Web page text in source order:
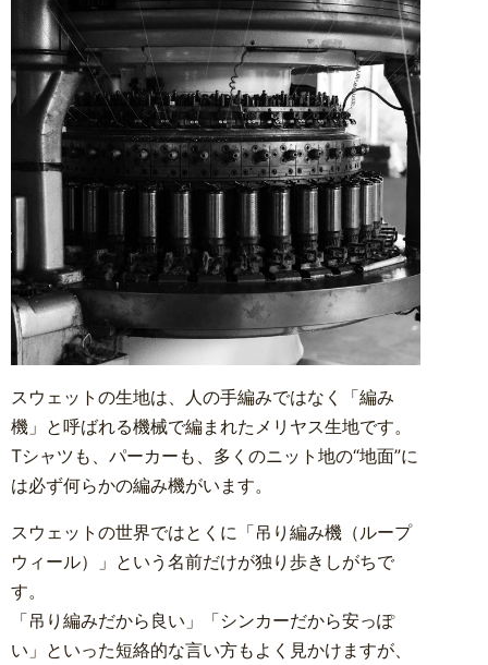
スウェットの生地は、人の手編みではなく「編み
機」と呼ばれる機械で編まれたメリヤス生地です。
Tシャツも、パーカーも、多くのニット地の“地面”に
は必ず何らかの編み機がいます。
スウェットの世界ではとくに「吊り編み機（ループ
ウィール）」という名前だけが独り歩きしがちで
す。
「吊り編みだから良い」「シンカーだから安っぽ
い」といった短絡的な言い方もよく見かけますが、
MERIYASU STUDY
当時の吊り編み機とトンプキン編み機
などの解説
ポリシー
利用規約
プライバシーポリシー